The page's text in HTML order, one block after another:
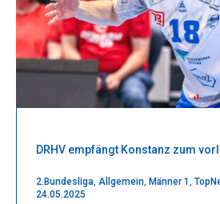
DRHV empfängt Konstanz zum
2.Bundesliga, Allgemein, Männer 1 ,
24.05.2025